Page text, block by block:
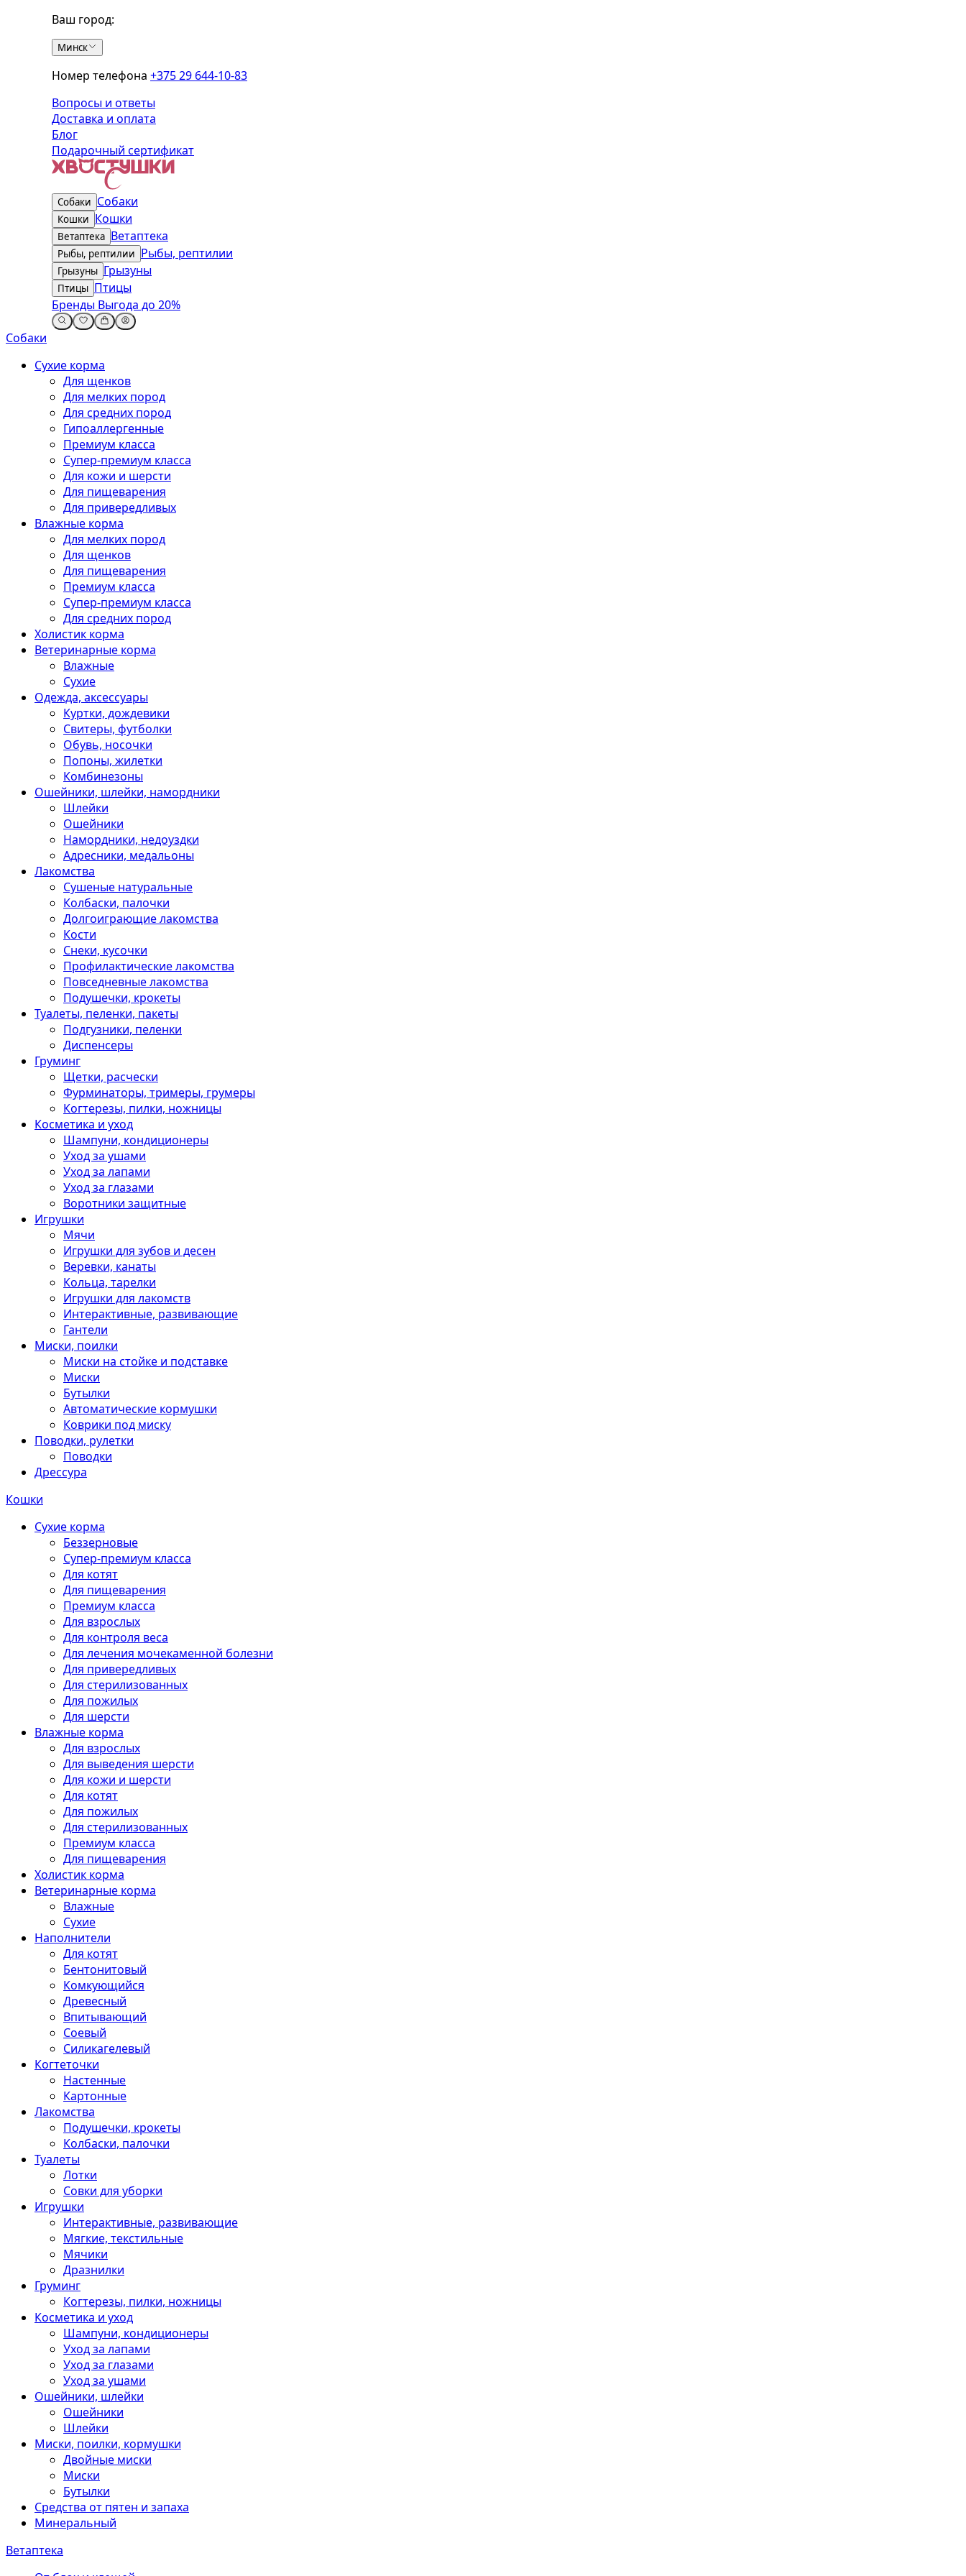
Ваш город:
Минск
Номер телефона +375 29 644-10-83
Вопросы и ответы
Доставка и оплата
Блог
Подарочный сертификат
Собаки Собаки
Кошки Кошки
Ветаптека Ветаптека
Рыбы, рептилии Рыбы, рептилии
Грызуны Грызуны
Птицы Птицы
Бренды Выгода до 20%
Собаки
Сухие корма
Для щенков
Для мелких пород
Для средних пород
Гипоаллергенные
Премиум класса
Супер-премиум класса
Для кожи и шерсти
Для пищеварения
Для привередливых
Влажные корма
Для мелких пород
Для щенков
Для пищеварения
Премиум класса
Супер-премиум класса
Для средних пород
Холистик корма
Ветеринарные корма
Влажные
Сухие
Одежда, аксессуары
Куртки, дождевики
Свитеры, футболки
Обувь, носочки
Попоны, жилетки
Комбинезоны
Ошейники, шлейки, намордники
Шлейки
Ошейники
Намордники, недоуздки
Адресники, медальоны
Лакомства
Сушеные натуральные
Колбаски, палочки
Долгоиграющие лакомства
Кости
Снеки, кусочки
Профилактические лакомства
Повседневные лакомства
Подушечки, крокеты
Туалеты, пеленки, пакеты
Подгузники, пеленки
Диспенсеры
Груминг
Щетки, расчески
Фурминаторы, тримеры, грумеры
Когтерезы, пилки, ножницы
Косметика и уход
Шампуни, кондиционеры
Уход за ушами
Уход за лапами
Уход за глазами
Воротники защитные
Игрушки
Мячи
Игрушки для зубов и десен
Веревки, канаты
Кольца, тарелки
Игрушки для лакомств
Интерактивные, развивающие
Гантели
Миски, поилки
Миски на стойке и подставке
Миски
Бутылки
Автоматические кормушки
Коврики под миску
Поводки, рулетки
Поводки
Дрессура
Кошки
Сухие корма
Беззерновые
Супер-премиум класса
Для котят
Для пищеварения
Премиум класса
Для взрослых
Для контроля веса
Для лечения мочекаменной болезни
Для привередливых
Для стерилизованных
Для пожилых
Для шерсти
Влажные корма
Для взрослых
Для выведения шерсти
Для кожи и шерсти
Для котят
Для пожилых
Для стерилизованных
Премиум класса
Для пищеварения
Холистик корма
Ветеринарные корма
Влажные
Сухие
Наполнители
Для котят
Бентонитовый
Комкующийся
Древесный
Впитывающий
Соевый
Силикагелевый
Когтеточки
Настенные
Картонные
Лакомства
Подушечки, крокеты
Колбаски, палочки
Туалеты
Лотки
Совки для уборки
Игрушки
Интерактивные, развивающие
Мягкие, текстильные
Мячики
Дразнилки
Груминг
Когтерезы, пилки, ножницы
Косметика и уход
Шампуни, кондиционеры
Уход за лапами
Уход за глазами
Уход за ушами
Ошейники, шлейки
Ошейники
Шлейки
Миски, поилки, кормушки
Двойные миски
Миски
Бутылки
Средства от пятен и запаха
Минеральный
Ветаптека